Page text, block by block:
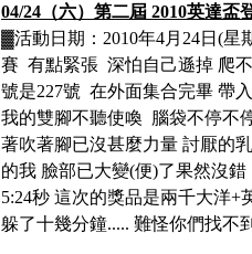
04/24（六） 第二屆 2010英達盃
▓活動日期： 2010年4月24日(星
賽 有點緊張 深怕自己遜掉 爬
號是227號 在外面集合完畢 帶
我的雙腳不聽使喚 腦袋不停不
著吹著腳已沒甚麼力量 討厭的
的我 臉部已大變(便)了果然沒
5:24秒 這次的獎品是兩千大洋
躲了十幾分鐘..... 難怪你們找